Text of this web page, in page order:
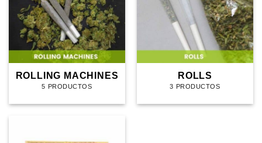
ROLLING MACHINES
5 PRODUCTOS
ROLLS
3 PRODUCTOS